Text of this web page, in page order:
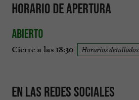
Horario de apertura
Abierto
Cierre a las 18:30 Horarios detallados
En las redes sociales